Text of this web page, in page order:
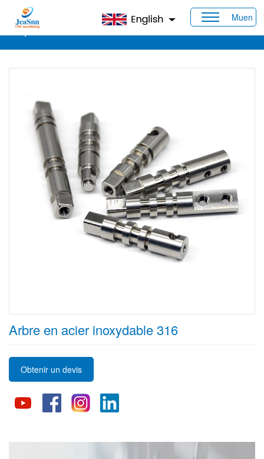
Muen
Maison Arbres personnalisés
> Arbre en acier
inoxydable 316
Arbre en acier inoxydable 316
Obtenir un devis